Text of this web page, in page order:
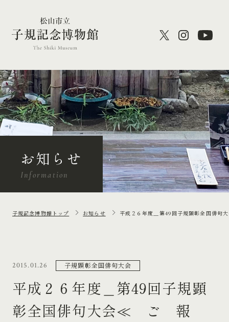
お知らせ
Information
子規記念博物館トップ お知らせ 平成２６年度＿第49回子規顕彰全国
2015.01.26 子規顕彰全国俳句大会
平成２６年度＿第49回子規顕
彰全国俳句大会≪ ご 報